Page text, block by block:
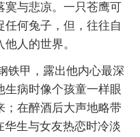
寞与悲凉。一只苍鹰可
任何兔子，但，往往自
人的世界。
铁甲，露出他内心最深
病时像个孩童一样眼
；在醉酒后大声地略带
华生与女友热恋时冷淡